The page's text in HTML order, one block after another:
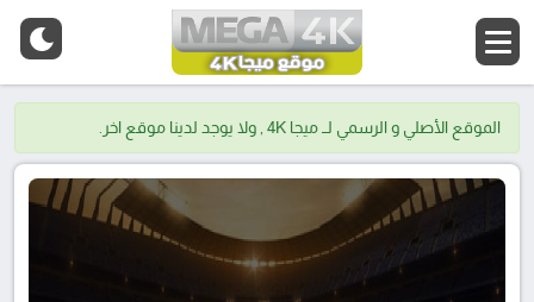
الموقع الأصلي و الرسمي لــ ميجا 4K , ولا يوجد لدينا موقع اخر.